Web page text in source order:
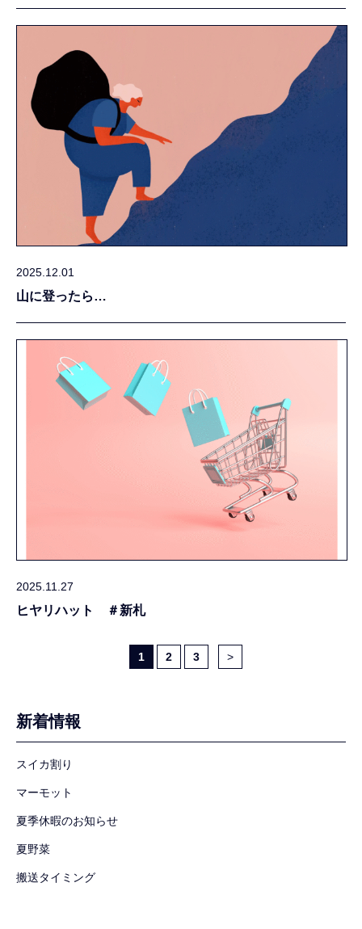
2025.12.01
山に登ったら…
2025.11.27
ヒヤリハット ＃新札
1 2 3
新着情報
スイカ割り
マーモット
夏季休暇のお知らせ
夏野菜
搬送タイミング